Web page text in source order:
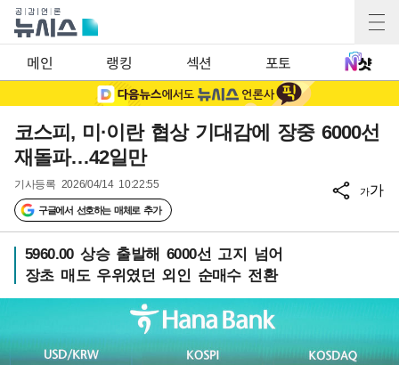
메인 랭킹 섹션 포토
코스피, 미·이란 협상 기대감에 장중 6000선
재돌파…42일만
기사등록 2026/04/14 10:22:55
구글에서 선호하는 매체로 추가
가가
5960.00 상승 출발해 6000선 고지 넘어
장초 매도 우위였던 외인 순매수 전환